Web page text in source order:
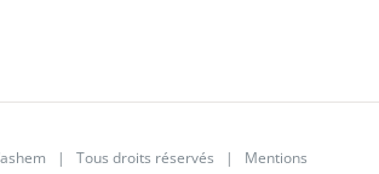
| Tous droits réservés | Mentions